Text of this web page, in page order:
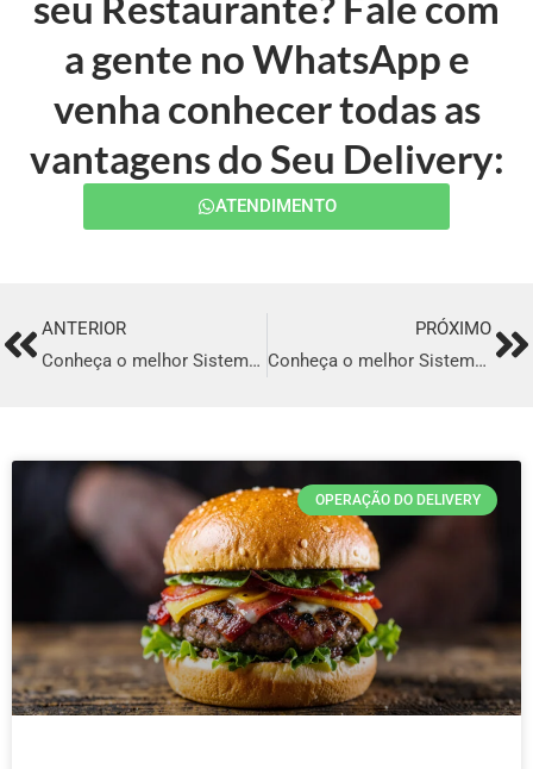
a gente no WhatsApp e
venha conhecer todas as
vantagens do Seu Delivery:
ATENDIMENTO
PrevANTERIOR
Conheça o melhor Sistema para Delivery em Altamira
PRÓXIMO
Conheça o melhor Sistema para Delivery em Itaituba
OPERAÇÃO DO DELIVERY